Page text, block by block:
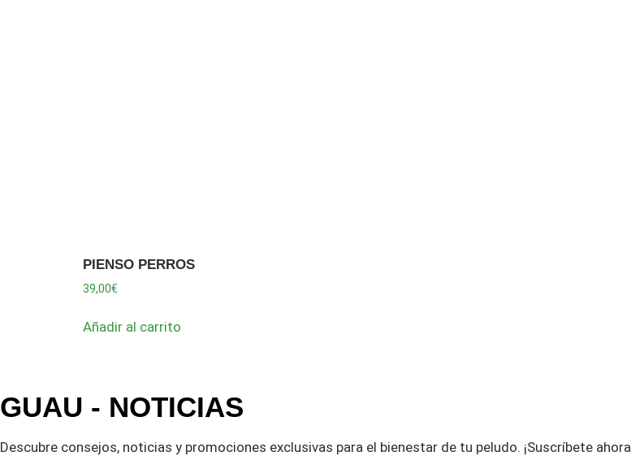
PIENSO PERROS
39,00€
Añadir al carrito
GUAU - NOTICIAS
Descubre consejos, noticias y promociones exclusivas para el bienestar de tu peludo. ¡Suscríbete